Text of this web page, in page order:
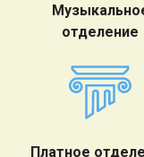
отделение
Платное